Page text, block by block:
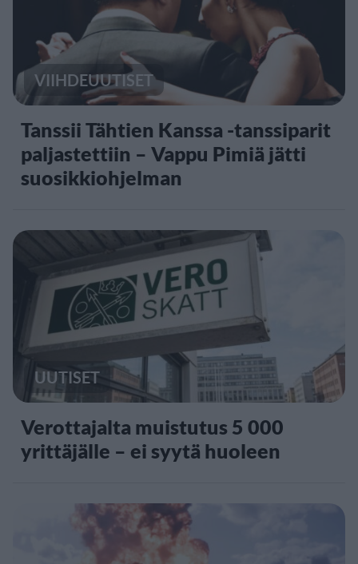
VIIHDEUUTISET
Tanssii Tähtien Kanssa -tanssiparit
paljastettiin – Vappu Pimiä jätti
suosikkiohjelman
UUTISET
Verottajalta muistutus 5 000
yrittäjälle – ei syytä huoleen